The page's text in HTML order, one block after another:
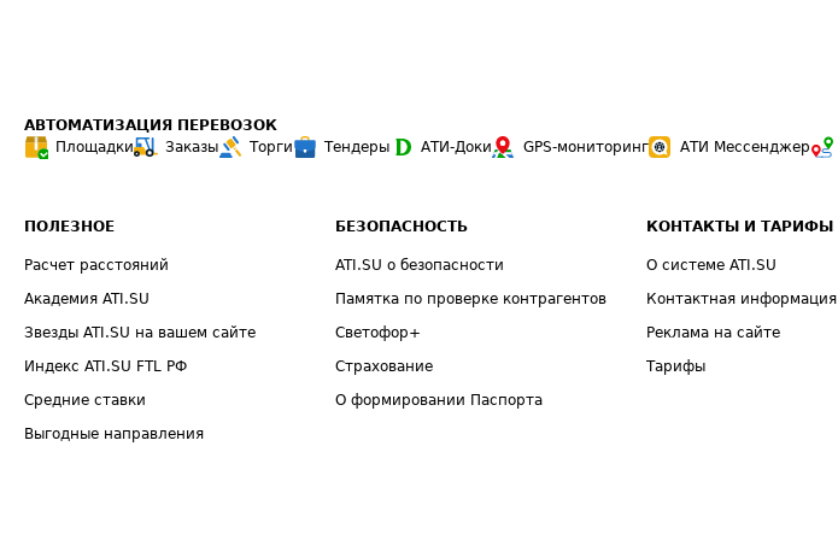
АВТОМАТИЗАЦИЯ ПЕРЕВОЗОК
Площадки
Заказы Торги Тендеры АТИ-Доки GPS-мониторинг АТИ Мессенджер
ПОЛЕЗНОЕ
Расчет расстояний
Академия ATI.SU
Звезды ATI.SU на вашем сайте
Индекс ATI.SU FTL РФ
Средние ставки
Выгодные направления
БЕЗОПАСНОСТЬ
ATI.SU о безопасности
Памятка по проверке контрагентов
Светофор+
Страхование
О формировании Паспорта
КОНТАКТЫ И ТАРИФЫ
О системе ATI.SU
Контактная информация
Реклама на сайте
Тарифы